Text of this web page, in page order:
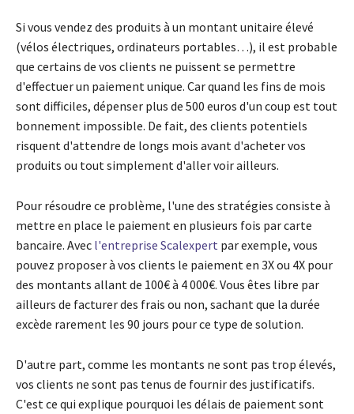
Si vous vendez des produits à un montant unitaire élevé
(vélos électriques, ordinateurs portables…), il est probable
que certains de vos clients ne puissent se permettre
d'effectuer un paiement unique. Car quand les fins de mois
sont difficiles, dépenser plus de 500 euros d'un coup est tout
bonnement impossible. De fait, des clients potentiels
risquent d'attendre de longs mois avant d'acheter vos
produits ou tout simplement d'aller voir ailleurs.
Pour résoudre ce problème, l'une des stratégies consiste à
mettre en place le paiement en plusieurs fois par carte
bancaire. Avec l'entreprise Scalexpert par exemple, vous
pouvez proposer à vos clients le paiement en 3X ou 4X pour
des montants allant de 100€ à 4 000€. Vous êtes libre par
ailleurs de facturer des frais ou non, sachant que la durée
excède rarement les 90 jours pour ce type de solution.
D'autre part, comme les montants ne sont pas trop élevés,
vos clients ne sont pas tenus de fournir des justificatifs.
C'est ce qui explique pourquoi les délais de paiement sont